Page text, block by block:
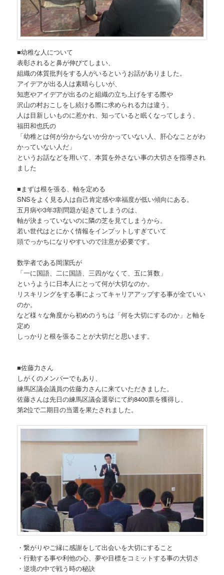
■幼稚な人について
表彰されると鼻が伸びてしまい、
組織の体質批判をする人がいるというお話がありました。
アイデアが出る人は素晴らしいが、
知恵やアイデアが出るのと組織の立ち上げをする際や
沢山の村おこしをし続ける際に求められる力は違う。
人は目新しいものに惹かれ、知っていると眠くなってしまう、
福田和也氏の
「幼稚とは何が分からないか分かっていない人、肝心なことがわ
かっていない人だ」
というお話などを用いて、本質を外さない事の大切さを指導され
ました
■まずは根を張る、軸を定める
SNSをよく見る人は自己肯定感や幸福度が低い傾向にある。
五月病や3年3割問題が起きてしまうのは、
軸が決まっていないのに隣の芝を見てしまうから。
若い世代はとにかく情報をインプットしすぎていて
頭でっかちになりやすいので注意が必要です。
数学者である岡潔氏が
「一に国語、二に国語、三四がなくて、五に算数」
というように日本人にとって何が大切なのか。
リスキリングをする事によってキャリアアップする事が全ていい
のか。
など様々な角度から初めのうちは「何を大切にするのか」と軸を
定め
しっかりと根を張ることが大切だと思います。
■佐藤力さん
しがくのメンバーでもあり、
練馬区議会議員の佐藤力さんに来ていただきました。
佐藤さんは先日の練馬区議会選挙にて約8400票を獲得し、
第2位で二期目の当選を果たされました。
・繋がりやご縁に感謝をして出会いを大切にすること
・行動する事や利他の心、夢や目標をコミットする事の大切さ
・逆境の中で戦う時の秘訣